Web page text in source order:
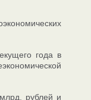
года в
рублей и